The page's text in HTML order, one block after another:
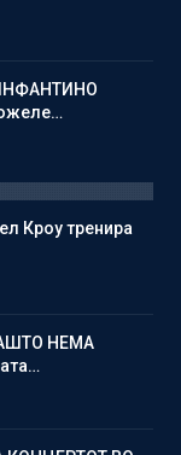
Кроу тренира
НЕМА